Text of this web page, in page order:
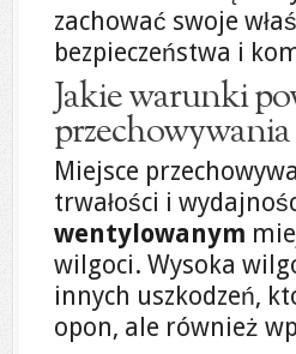
zachować swoje
bezpieczeństwa i
Jakie warunki
Miejsce
trwałości i
wentylowanym
wilgoci. Wysoka
innych uszkodzeń,
opon, ale również